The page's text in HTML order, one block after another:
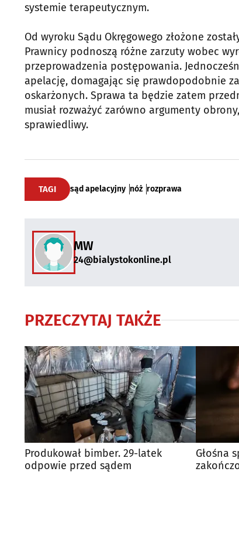
systemie terapeutycznym.
Od wyroku Sądu Okręgowego złożone
Prawnicy podnoszą różne zarzuty wobec
przeprowadzenia postępowania.
apelację, domagając się prawdopodobnie
oskarżonych. Sprawa ta będzie zatem
musiał rozważyć zarówno argumenty
sprawiedliwy.
TAGI sąd apelacyjny nóż rozprawa
MW
24@bialystokonline.pl
PRZECZYTAJ TAKŻE
Produkował bimber. 29-latek
odpowie przed sądem
Głośna